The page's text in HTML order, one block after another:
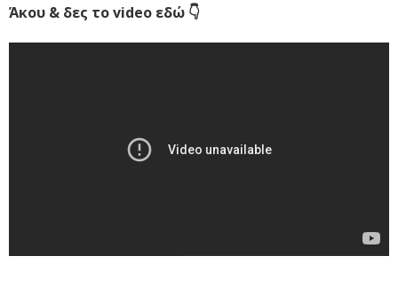
Άκου & δες το video εδώ 👇